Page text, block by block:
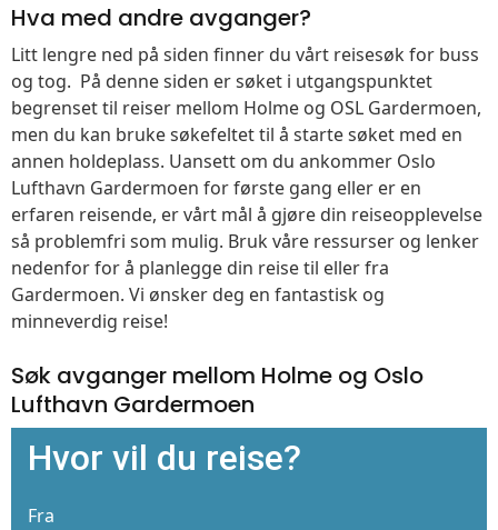
Hva med andre avganger?
Litt lengre ned på siden finner du vårt reisesøk for buss
og tog. På denne siden er søket i utgangspunktet
begrenset til reiser mellom Holme og OSL Gardermoen,
men du kan bruke søkefeltet til å starte søket med en
annen holdeplass. Uansett om du ankommer Oslo
Lufthavn Gardermoen for første gang eller er en
erfaren reisende, er vårt mål å gjøre din reiseopplevelse
så problemfri som mulig. Bruk våre ressurser og lenker
nedenfor for å planlegge din reise til eller fra
Gardermoen. Vi ønsker deg en fantastisk og
minneverdig reise!
Søk avganger mellom Holme og Oslo
Lufthavn Gardermoen
Hvor vil du reise?
Fra